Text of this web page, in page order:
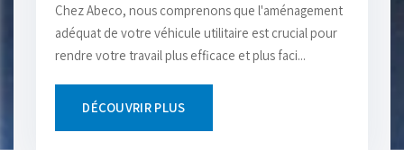
Chez Abeco, nous comprenons que l'aménagement
adéquat de votre véhicule utilitaire est crucial pour
rendre votre travail plus efficace et plus faci...
DÉCOUVRIR PLUS